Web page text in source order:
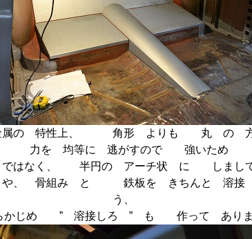
属の 特性上、 角形 よりも 丸 の
力を 均等に 逃がすので 強いため
はなく、 半円の アーチ状 に しま
や、 骨組み と 鉄板を きちんと 溶接
う、
かじめ ” 溶接しろ ” も 作って ありま